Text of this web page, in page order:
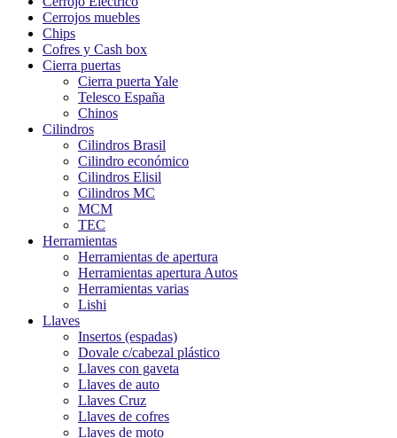
Cerrojos muebles
Chips
Cofres y Cash box
Cierra puertas
Cierra puerta Yale
Telesco España
Chinos
Cilindros
Cilindros Brasil
Cilindro económico
Cilindros Elisil
Cilindros MC
MCM
TEC
Herramientas
Herramientas de apertura
Herramientas apertura Autos
Herramientas varias
Lishi
Llaves
Insertos (espadas)
Dovale c/cabezal plástico
Llaves con gaveta
Llaves de auto
Llaves Cruz
Llaves de cofres
Llaves de moto